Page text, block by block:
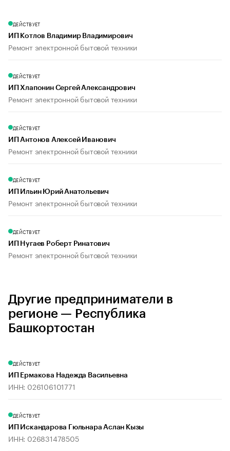
ДЕЙСТВУЕТ
ИП Котлов Владимир Владимирович
Ремонт электронной бытовой техники
ДЕЙСТВУЕТ
ИП Хлапонин Сергей Александрович
Ремонт электронной бытовой техники
ДЕЙСТВУЕТ
ИП Антонов Алексей Иванович
Ремонт электронной бытовой техники
ДЕЙСТВУЕТ
ИП Ильин Юрий Анатольевич
Ремонт электронной бытовой техники
ДЕЙСТВУЕТ
ИП Нугаев Роберт Ринатович
Ремонт электронной бытовой техники
Другие предприниматели в
регионе — Республика
Башкортостан
ДЕЙСТВУЕТ
ИП Ермакова Надежда Васильевна
ИНН: 026106101771
ДЕЙСТВУЕТ
ИП Искандарова Гюльнара Аслан Кызы
ИНН: 026831478505